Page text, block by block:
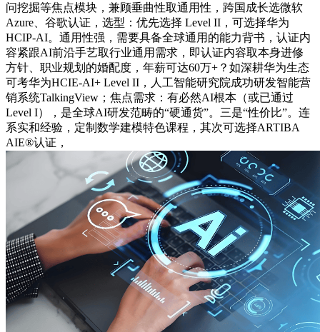
问挖掘等焦点模块，兼顾垂曲性取通用性，跨国成长选微软
Azure、谷歌认证，选型：优先选择 Level II，可选择华为
HCIP-AI。通用性强，需要具备全球通用的能力背书，认证内
容紧跟AI前沿手艺取行业通用需求，即认证内容取本身进修
方针、职业规划的婚配度，年薪可达60万+？如深耕华为生态
可考华为HCIE-AI+ Level II，人工智能研究院成功研发智能营
销系统TalkingView；焦点需求：有必然AI根本（或已通过
Level I），是全球AI研发范畴的“硬通货”。三是“性价比”。连
系实和经验，定制数学建模特色课程，其次可选择ARTIBA
AIE®认证，